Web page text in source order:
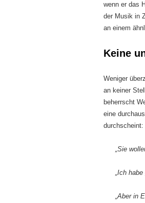
wenn er das
der Musik in
an einem
Keine
Weniger
an keiner
beherrscht
eine
durchscheint:
„Sie
„Ich
„Aber in